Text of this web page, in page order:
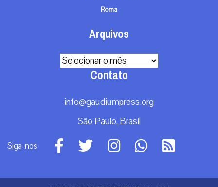
Roma
Arquivos
Arquivos
Contato
info@gaudiumpress.org
São Paulo, Brasil
Siga-nos